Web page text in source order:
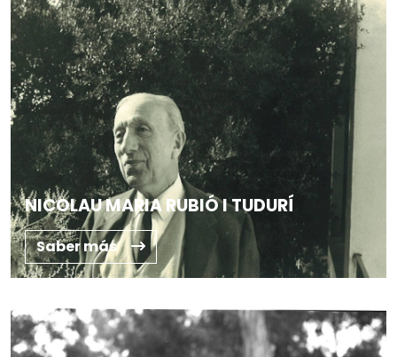
NICOLAU MARIA RUBIÓ I TUDURÍ
Saber más